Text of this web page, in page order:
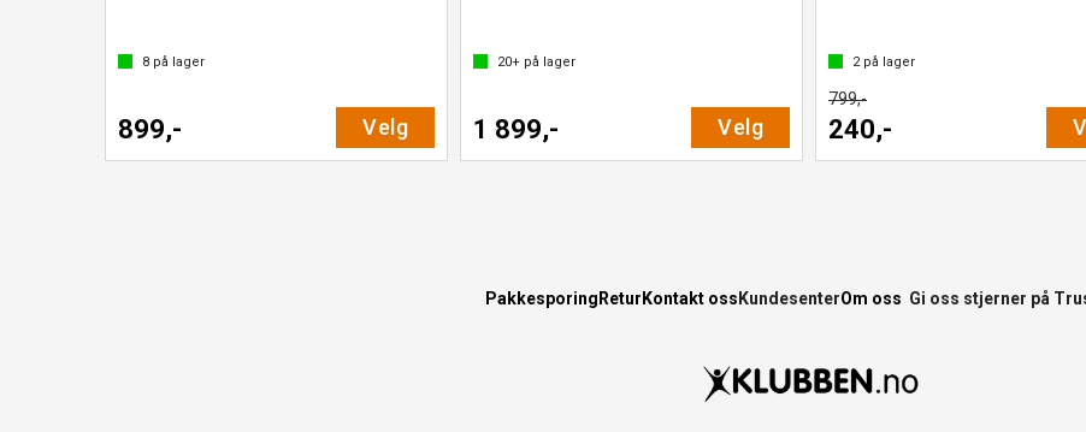
8 på lager
899,- Velg
20+ på lager
1 899,- Velg
2på lager
799,-
240,-
Pakkesporing Retur Kontakt oss KundesenterOm oss Gi oss stjerner på